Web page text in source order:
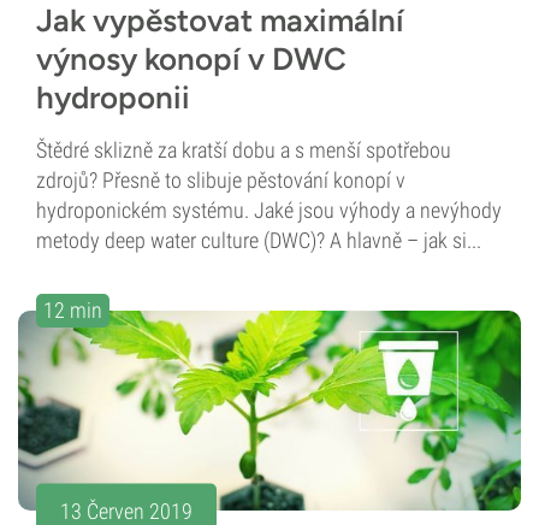
Jak vypěstovat maximální
výnosy konopí v DWC
hydroponii
Štědré sklizně za kratší dobu a s menší spotřebou
zdrojů? Přesně to slibuje pěstování konopí v
hydroponickém systému. Jaké jsou výhody a nevýhody
metody deep water culture (DWC)? A hlavně – jak si...
12 min
13 Červen 2019